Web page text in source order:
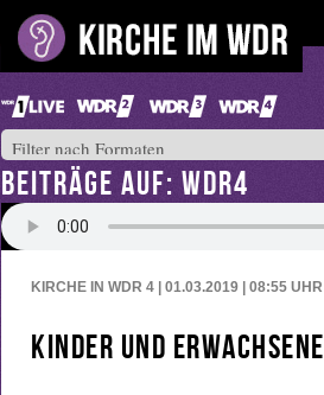
BEITRÄGE AUF: WDR4
KIRCHE IN WDR 4 | 01.03.2019 | 08:55 UHR
Kinder und Erwachsene